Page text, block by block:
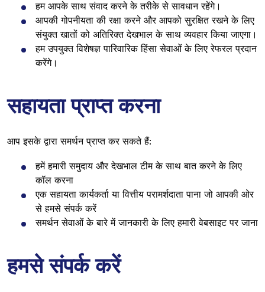
हम आपके साथ संवाद करने के तरीके से सावधान रहेंगे।
आपकी गोपनीयता की रक्षा करने और आपको सुरक्षित रखने के लिए
संयुक्त खातों को अतिरिक्त देखभाल के साथ व्यवहार किया जाएगा।
हम उपयुक्त विशेषज्ञ पारिवारिक हिंसा सेवाओं के लिए रेफरल प्रदान
करेंगे।
सहायता प्राप्त करना
आप इसके द्वारा समर्थन प्राप्त कर सकते हैं:
हमें हमारी समुदाय और देखभाल टीम के साथ बात करने के लिए
कॉल करना
एक सहायता कार्यकर्ता या वित्तीय परामर्शदाता पाना जो आपकी ओर
से हमसे संपर्क करें
समर्थन सेवाओं के बारे में जानकारी के लिए हमारी वेबसाइट पर जाना
हमसे संपर्क करें